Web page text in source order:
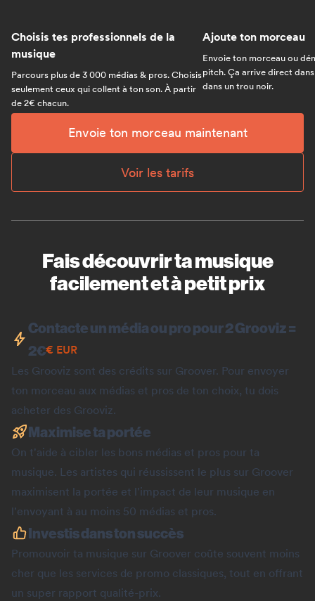
Choisis tes professionnels de la
musique
Parcours plus de 3 000 médias & pros. Choisis
seulement ceux qui collent à ton son. À partir
de 2€ chacun.
Ajoute ton morceau
Envoie ton morceau ou
pitch. Ça arrive direct
dans un trou noir.
Envoie ton morceau maintenant
Voir les tarifs
Fais découvrir ta musique
facilement et à petit prix
Contacte un média ou pro pour 2 Grooviz =
2€€ EUR
Les Grooviz sont des crédits sur Groover. Pour envoyer
ton morceau aux médias et pros de ton choix, tu dois
acheter des Grooviz.
Maximise ta portée
On t'aide à cibler les bons médias et pros pour ta
musique. Les artistes qui réussissent le plus sur Groover
maximisent la portée et l'impact de leur musique en
l'envoyant à au moins 50 médias et pros.
Investis dans ton succès
Promouvoir ta musique sur Groover coûte souvent moins
cher que les services de promo classiques, tout en offrant
un super rapport qualité-prix.